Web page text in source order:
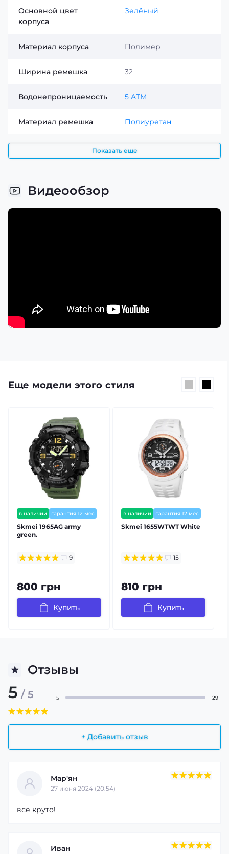
индивидуальность и остаётся функциональной в
любых жизненных ситуациях.
Основной цвет
корпуса
Зелёный
Материал корпуса Полимер
Ширина ремешка 32
Водонепроницаемость 5 ATM
Материал ремешка Полиуретан
Показать еще
Видеообзор
Еще модели этого стиля
в наличии гарантия 12 мес
Skmei 1965AG army
green.
9
800 грн
Купить
в наличии гарантия 12 мес
Skmei 1655WTWT White
15
810 грн
Купить
Отзывы
5 / 5
+ Добавить отзыв
5 29
Мар'ян
27 июня 2024 (20:54)
все круто!
Иван